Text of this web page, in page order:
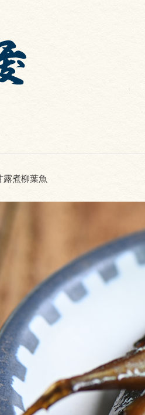
露煮柳葉魚